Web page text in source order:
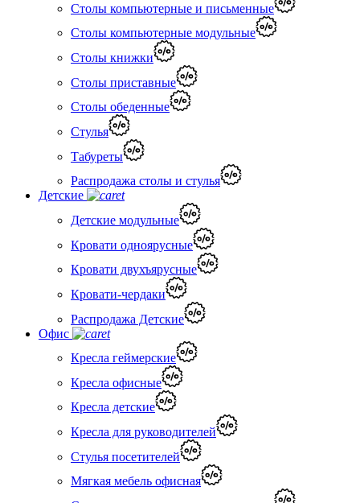
Столы компьютерные и письменные
Столы компьютерные модульные
Столы книжки
Столы приставные
Столы обеденные
Стулья
Табуреты
Распродажа столы и стулья
Детские
Детские модульные
Кровати одноярусные
Кровати двухъярусные
Кровати-чердаки
Распродажа Детские
Офис
Кресла геймерские
Кресла офисные
Кресла детские
Кресла для руководителей
Стулья посетителей
Мягкая мебель офисная